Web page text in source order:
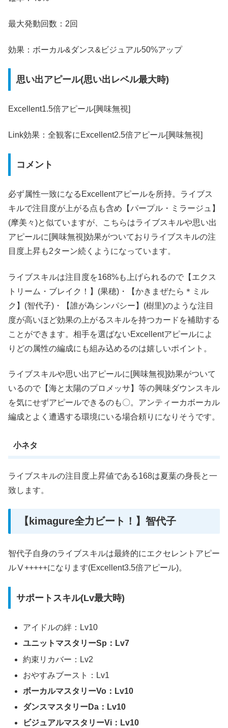
最大発動回数：2回
効果：ボーカル&ダンス&ビジュアル50%アップ
思い出アピール(思い出レベル最大時)
Excellent1.5倍アピール[興味無視]
Link効果：全観客にExcellent2.5倍アピール[興味無視]
コメント
必ず属性一致になるExcellentアピールを所持。ライブス
キルで注目度が上がる点も含め【パープル・ミラージュ】
(摩美々)と似ていますが、こちらはライブスキルや思い出
アピールに[興味無視]効果がついておりライブスキルの注
目度上昇も2ターン続くようになっています。
ライブスキルは注目度を168%も上げられるので【エクス
トリーム・ブレイク！】(果穂)・【かきまぜたら＊ミル
ク】(智代子)・【誰が為シンパシー】(樹里)のような注目
度が高いほど効果の上がるスキルを持つカードを補助する
ことができます。相手を選ばないExcellentアピールによ
りどの属性の編成にも組み込めるのは嬉しいポイント。
ライブスキルや思い出アピールに[興味無視]効果がついて
いるので【海と太陽のプロメッサ】等の興味ダウンスキル
を気にせずアピールできるのも〇。アンティーカボーカル
編成とよく遭遇する環境にいる場合頼りになりそうです。
小ネタ
ライブスキルの注目度上昇値である168は夏葉の身長と一
致します。
【kimagure全力ビート！】智代子
智代子自身のライブスキルは最終的にエクセレントアピー
ルⅤ+++++になります(Excellent3.5倍アピール)。
サポートスキル(Lv最大時)
アイドルの絆：Lv10
ユニットマスタリーSp：Lv7
約束リカバー：Lv2
おやすみブースト：Lv1
ボーカルマスタリーVo：Lv10
ダンスマスタリーDa：Lv10
ビジュアルマスタリーVi：Lv10